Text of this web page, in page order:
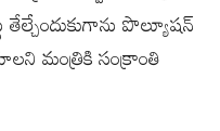
తేల్చేందుకుగాను పొల్యూషన్
మంత్రికి సంక్రాంతి